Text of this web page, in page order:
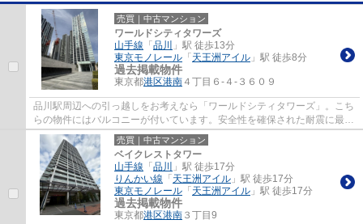
売買｜中古マンション
ワールドシティタワーズ
山手線 「 品川
」駅 徒歩13分
東京モノレール 「 天王洲アイル 」駅 徒歩8分
過去掲載物件
東京都港区港南 ４丁目６-４-３６０９
品川駅周辺への引っ越しをお考えなら「ワールドシティタワーズ」。こち
らの物件にはバルコニーが付いています。安全性を確保された耐震に最も
強化された構造の物件です。不動産のこと...
売買｜中古マンション
ベイクレストタワー
山手線 「 品川
」駅 徒歩17分
りんかい線 「 天王洲アイル 」駅 徒歩17分
東京モノレール 「 天王洲アイル 」駅 徒歩17分
過去掲載物件
東京都港区港南 ３丁目9